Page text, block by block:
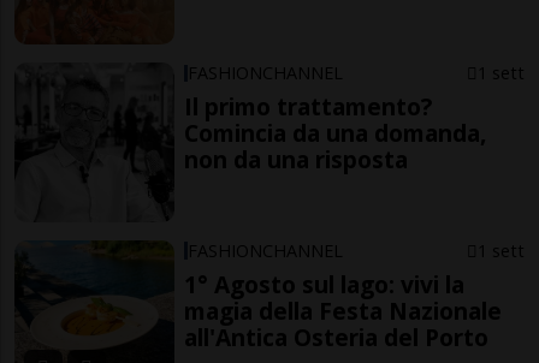
FASHIONCHANNEL 1 sett
Il primo trattamento?
Comincia da una domanda,
non da una risposta
FASHIONCHANNEL 1 sett
1° Agosto sul lago: vivi la
magia della Festa Nazionale
all'Antica Osteria del Porto